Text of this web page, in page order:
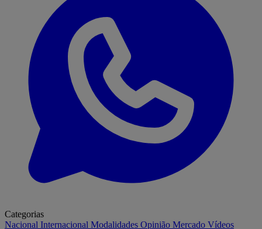
Categorias
Nacional Internacional Modalidades Opinião Mercado Vídeos